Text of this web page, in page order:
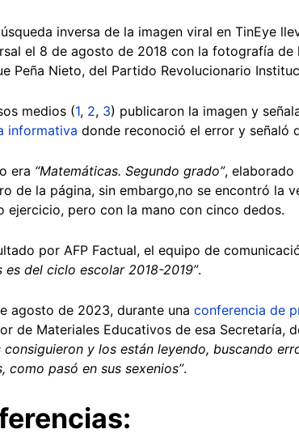
inversa de la imagen viral en TinEye
el 8 de agosto de 2018 con la fotografía
Peña Nieto, del Partido Revolucionario
medios (1, 2, 3) publicaron la imagen y
informativa donde reconoció el error y señaló
era “Matemáticas. Segundo grado”, elaborado
de la página, sin embargo,no se encontró la
ejercicio, pero con la mano con cinco dedos.
por AFP Factual, el equipo de
es del ciclo escolar 2018-2019”.
agosto de 2023, durante una conferencia de
de Materiales Educativos de esa Secretaría,
consiguieron y los están leyendo, buscando
como pasó en sus sexenios”.